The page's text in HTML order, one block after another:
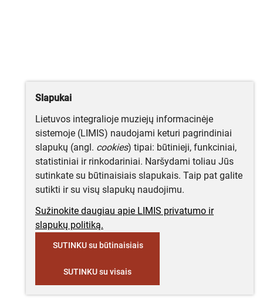
Slapukai
Lietuvos integralioje muziejų informacinėje
sistemoje (LIMIS) naudojami keturi pagrindiniai
slapukų (angl. cookies) tipai: būtinieji, funkciniai,
statistiniai ir rinkodariniai. Naršydami toliau Jūs
sutinkate su būtinaisiais slapukais. Taip pat galite
sutikti ir su visų slapukų naudojimu.
Sužinokite daugiau apie LIMIS privatumo ir
slapukų politiką.
SUTINKU su būtinaisiais
SUTINKU su visais